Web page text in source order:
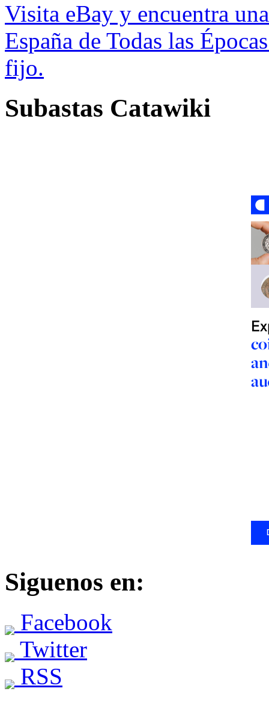
Visita eBay y encuentra
España de Todas las
fijo.
Subastas Catawiki
Siguenos en:
Facebook
Twitter
RSS